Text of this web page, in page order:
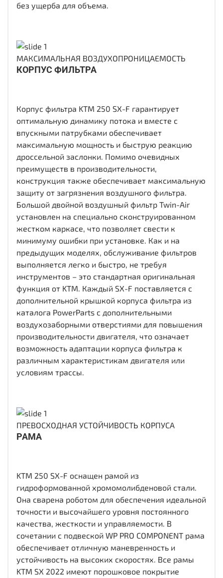
без ущерба для объема.
МАКСИМАЛЬНАЯ ВОЗДУХОПРОНИЦАЕМОСТЬ
КОРПУС ФИЛЬТРА
Корпус фильтра KTM 250 SX-F гарантирует
оптимальную динамику потока и вместе с
впускными патрубками обеспечивает
максимальную мощность и быструю реакцию
дроссельной заслонки. Помимо очевидных
преимуществ в производительности,
конструкция также обеспечивает максимальную
защиту от загрязнения воздушного фильтра.
Большой двойной воздушный фильтр Twin-Air
установлен на специально сконструированном
жестком каркасе, что позволяет свести к
минимуму ошибки при установке. Как и на
предыдущих моделях, обслуживание фильтров
выполняется легко и быстро, не требуя
инструментов – это стандартная оригинальная
функция от KTM. Каждый SX-F поставляется с
дополнительной крышкой корпуса фильтра из
каталога PowerParts с дополнительными
воздухозаборными отверстиями для повышения
производительности двигателя, что означает
возможность адаптации корпуса фильтра к
различным характеристикам двигателя или
условиям трассы.
ПРЕВОСХОДНАЯ УСТОЙЧИВОСТЬ КОРПУСА
РАМА
KTM 250 SX-F оснащен рамой из
гидроформованной хромомолибденовой стали.
Она сварена роботом для обеспечения идеальной
точности и высочайшего уровня постоянного
качества, жесткости и управляемости. В
сочетании с подвеской WP PRO COMPONENT рама
обеспечивает отличную маневренность и
устойчивость на высоких скоростях. Все рамы
KTM SX 2022 имеют порошковое покрытие